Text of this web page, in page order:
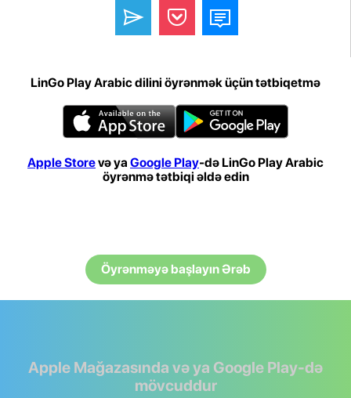
LinGo Play Arabic dilini öyrənmək üçün tətbiqetmə
Apple Storevə ya Google Play-də LinGo Play Arabic
öyrənmə tətbiqi əldə edin
Öyrənməyə başlayın Ərəb
Apple Mağazasında və ya Google Play-də
mövcuddur